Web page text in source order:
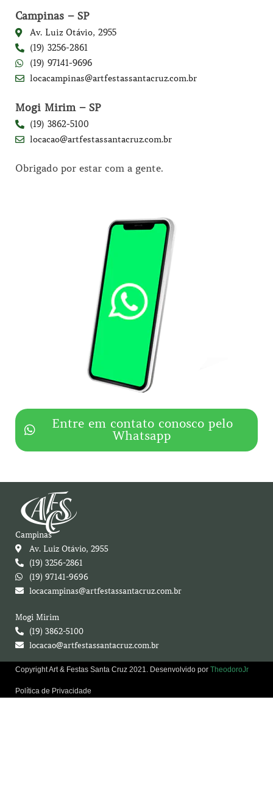
Campinas – SP
Av. Luiz Otávio, 2955
(19) 3256-2861
(19) 97141-9696
locacampinas@artfestassantacruz.com.br
Mogi Mirim – SP
(19) 3862-5100
locacao@artfestassantacruz.com.br
Obrigado por estar com a gente.
Entre em contato conosco pelo
Whatsapp
Campinas
Av. Luiz Otávio, 2955
(19) 3256-2861
(19) 97141-9696
locacampinas@artfestassantacruz.com.br
Mogi Mirim
(19) 3862-5100
locacao@artfestassantacruz.com.br
Copyright Art & Festas Santa Cruz 2021. Desenvolvido por TheodoroJr
Política de Privacidade